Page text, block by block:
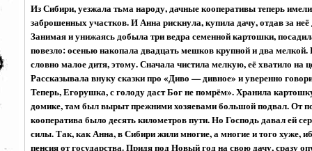
Из Сибири, уезжала тьма народу, дачные кооперативы теперь
заброшенных участков. И Анна рискнула, купила дачу, отдав за неё
Занимая и унижаясь добыла три ведра семенной картошки,
повезло: осенью накопала двадцать мешков крупной и два мелкой.
словно малое дитя, этому. Сначала чистила мелкую, её хватило на
Рассказывала внуку сказки про «Диво — дивное» и уверенно
Теперь, Егорушка, с голоду даст Бог не помрём». Хранила
домике, там был вырыт прежними хозяевами большой подвал. От
кооператива было десять километров пути. Но Господь давал ей
силы. Так, как Анна, в Сибири жили многие, а многие и того хуже,
пенсия от государства. Придя под Новый год на свою дачу, сразу